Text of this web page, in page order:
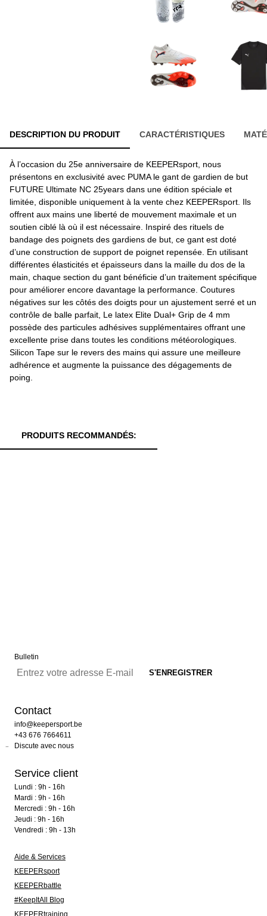
DESCRIPTION DU PRODUIT CARACTÉRISTIQUES
À l’occasion du 25e anniversaire de KEEPERsport, nous
présentons en exclusivité avec PUMA le gant de gardien de but
FUTURE Ultimate NC 25years dans une édition spéciale et
limitée, disponible uniquement à la vente chez KEEPERsport. Ils
offrent aux mains une liberté de mouvement maximale et un
soutien ciblé là où il est nécessaire. Inspiré des rituels de
bandage des poignets des gardiens de but, ce gant est doté
d’une construction de support de poignet repensée. En utilisant
différentes élasticités et épaisseurs dans la maille du dos de la
main, chaque section du gant bénéficie d’un traitement spécifique
pour améliorer encore davantage la performance. Coutures
négatives sur les côtés des doigts pour un ajustement serré et un
contrôle de balle parfait, Le latex Elite Dual+ Grip de 4 mm
possède des particules adhésives supplémentaires offrant une
excellente prise dans toutes les conditions météorologiques.
Silicon Tape sur le revers des mains qui assure une meilleure
adhérence et augmente la puissance des dégagements de
poing.
PRODUITS RECOMMANDÉS:
Bulletin
Contact
info@keepersport.be
+43 676 7664611
Discute avec nous
Service client
Lundi : 9h - 16h
Mardi : 9h - 16h
Mercredi : 9h - 16h
Jeudi : 9h - 16h
Vendredi : 9h - 13h
Aide & Services
KEEPERsport
KEEPERbattle
#KeepItAll Blog
KEEPERtraining